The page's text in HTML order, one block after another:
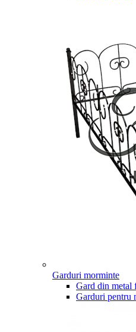
Garduri morminte
Gard din metal
Garduri pentru